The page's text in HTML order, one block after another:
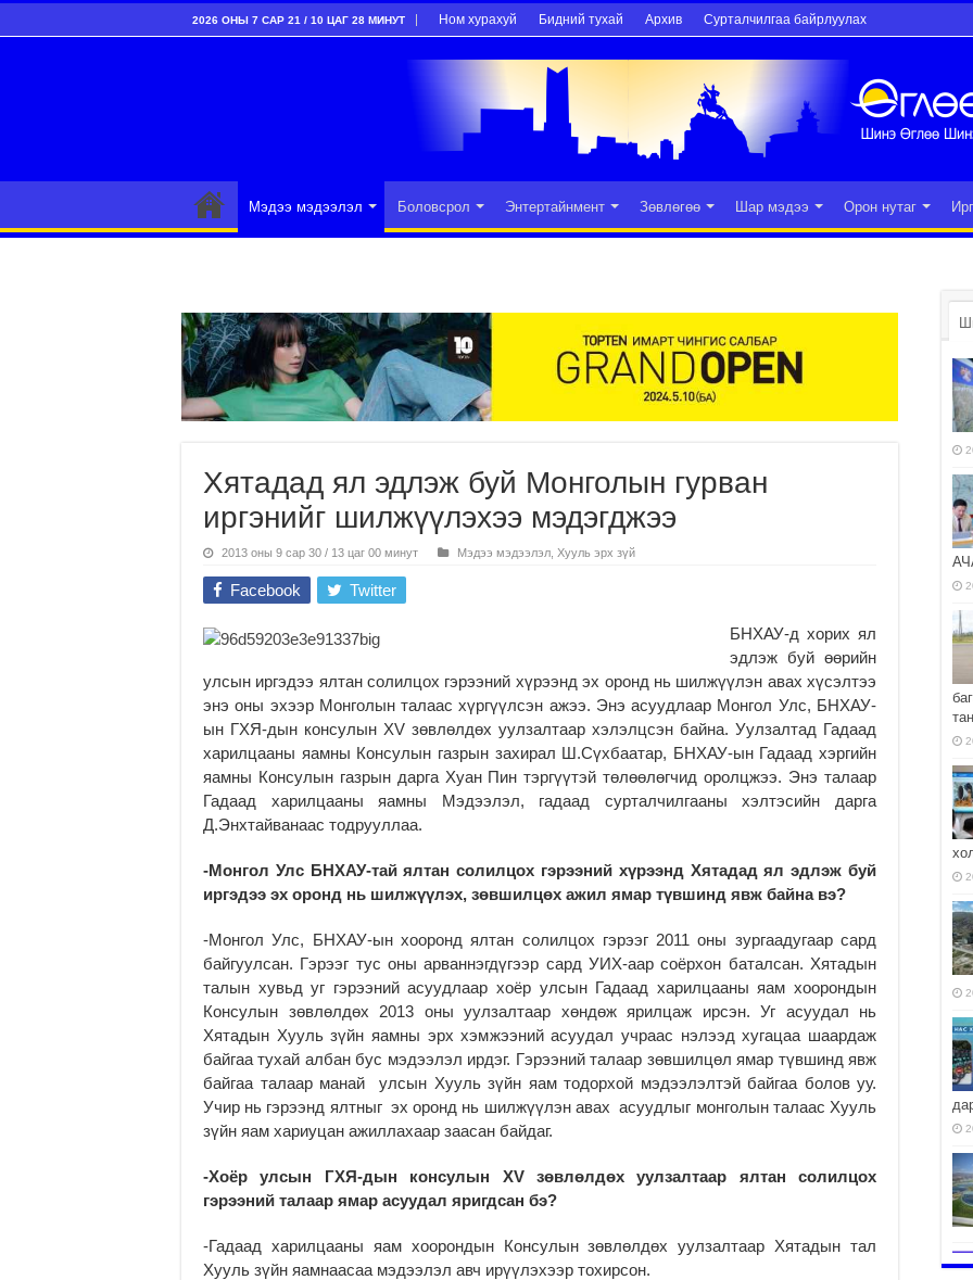
2026 ОНЫ 7 САР 21 / 10 ЦАГ 28 МИНУТ Ном хурахуй Бидний тухай Архив Сурталчилгаа байрлуулах
Мэдээ мэдээлэл Боловсрол Энтертайнмент Зөвлөгөө Шар мэдээ Орон нутаг
Хятадад ял эдлэж буй Монголын гурван
иргэнийг шилжүүлэхээ мэдэгджээ
2013 оны 9 сар 30 / 13 цаг 00 минут Мэдээ мэдээлэл Хууль эрх зүй
Facebook Twitter
БНХАУ-д хорих ял
эдлэж буй өөрийн
улсын иргэдээ ялтан солилцох гэрээний хүрээнд эх оронд нь шилжүүлэн авах хүсэлтээ
энэ оны эхээр Монголын талаас хүргүүлсэн ажээ. Энэ асуудлаар Монгол Улс, БНХАУ-
ын ГХЯ-дын консулын XV зөвлөлдөх уулзалтаар хэлэлцсэн байна. Уулзалтад Гадаад
харилцааны яамны Консулын газрын захирал Ш.Сүхбаатар, БНХАУ-ын Гадаад хэргийн
яамны Консулын газрын дарга Хуан Пин тэргүүтэй төлөөлөгчид оролцжээ. Энэ талаар
Гадаад харилцааны яамны Мэдээлэл, гадаад сурталчилгааны хэлтэсийн дарга
Д.Энхтайванаас тодрууллаа.
-Монгол Улс БНХАУ-тай ялтан солилцох гэрээний хүрээнд Хятадад ял эдлэж буй
иргэдээ эх оронд нь шилжүүлэх, зөвшилцөх ажил ямар түвшинд явж байна вэ?
-Монгол Улс, БНХАУ-ын хооронд ялтан солилцох гэрээг 2011 оны зургаадугаар сард
байгуулсан. Гэрээг тус оны арваннэгдүгээр сард УИХ-аар соёрхон баталсан. Хятадын
талын хувьд уг гэрээний асуудлаар хоёр улсын Гадаад харилцааны яам хоорондын
Консулын зөвлөлдөх 2013 оны уулзалтаар хөндөж ярилцаж ирсэн. Уг асуудал нь
Хятадын Хууль зүйн яамны эрх хэмжээний асуудал учраас нэлээд хугацаа шаардаж
байгаа тухай албан бус мэдээлэл ирдэг. Гэрээний талаар зөвшилцөл ямар түвшинд явж
байгаа талаар манай улсын Хууль зүйн яам тодорхой мэдээлэлтэй байгаа болов уу.
Учир нь гэрээнд ялтныг эх оронд нь шилжүүлэн авах асуудлыг монголын талаас Хууль
зүйн яам хариуцан ажиллахаар заасан байдаг.
-Хоёр улсын ГХЯ-дын консулын XV зөвлөлдөх уулзалтаар ялтан солилцох
гэрээний талаар ямар асуудал яригдсан бэ?
-Гадаад харилцааны яам хоорондын Консулын зөвлөлдөх уулзалтаар Хятадын тал
Хууль зүйн яамнаасаа мэдээлэл авч ирүүлэхээр тохирсон.